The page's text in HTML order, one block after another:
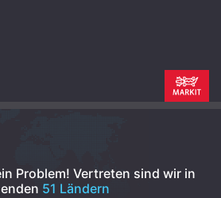
Problem! Vertreten sind wir in
51 Ländern